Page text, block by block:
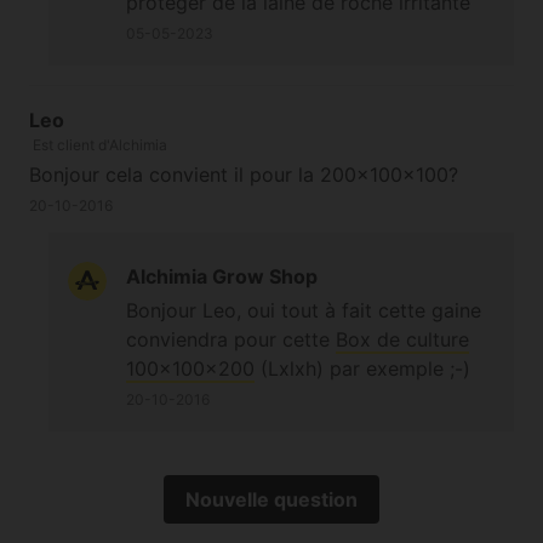
Leo
Bonjour cela convient il pour la 200×100×100?
Alchimia Grow Shop
Nouvelle question